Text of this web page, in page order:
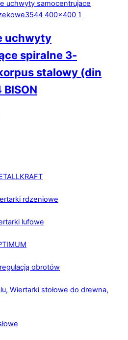
uchwyty
spiralne 3-
stalowy (din
rdzeniowe
lufowe
obrotów
Wiertarki stołowe do drewna,